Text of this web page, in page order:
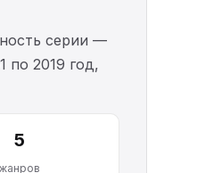
серии —
по 2019 год,
5
жанров